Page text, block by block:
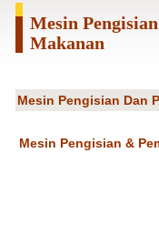
Mesin
Makanan
Mesin Pengisian Dan
Mesin Pengisian &